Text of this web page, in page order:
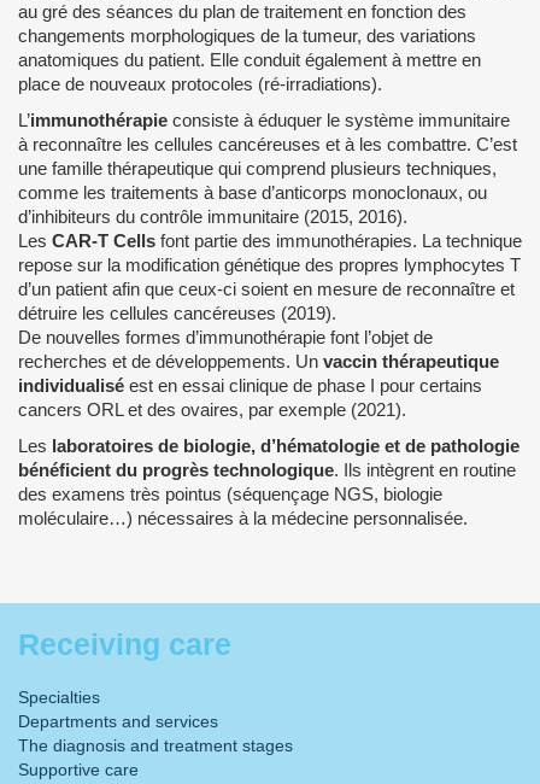
au gré des séances du plan de traitement en fonction des
changements morphologiques de la tumeur, des variations
anatomiques du patient. Elle conduit également à mettre en
place de nouveaux protocoles (ré-irradiations).
L’immunothérapie consiste à éduquer le système immunitaire
à reconnaître les cellules cancéreuses et à les combattre. C’est
une famille thérapeutique qui comprend plusieurs techniques,
comme les traitements à base d’anticorps monoclonaux, ou
d’inhibiteurs du contrôle immunitaire (2015, 2016).
Les CAR-T Cells font partie des immunothérapies. La technique
repose sur la modification génétique des propres lymphocytes T
d’un patient afin que ceux-ci soient en mesure de reconnaître et
détruire les cellules cancéreuses (2019).
De nouvelles formes d’immunothérapie font l’objet de
recherches et de développements. Un vaccin thérapeutique
individualisé est en essai clinique de phase I pour certains
cancers ORL et des ovaires, par exemple (2021).
Les laboratoires de biologie, d’hématologie et de pathologie
bénéficient du progrès technologique. Ils intègrent en routine
des examens très pointus (séquençage NGS, biologie
moléculaire…) nécessaires à la médecine personnalisée.
Receiving care
Specialties
Departments and services
The diagnosis and treatment stages
Supportive care